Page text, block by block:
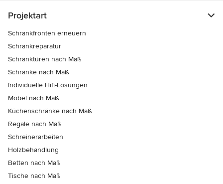
Projektart
Schrankfronten erneuern
Schrankreparatur
Schranktüren nach Maß
Schränke nach Maß
Individuelle Hifi-Lösungen
Möbel nach Maß
Küchenschränke nach Maß
Regale nach Maß
Schreinerarbeiten
Holzbehandlung
Betten nach Maß
Tische nach Maß